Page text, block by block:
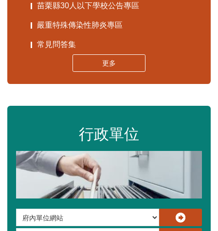
苗栗縣30人以下學校公告專區
嚴重特殊傳染性肺炎專區
常見問答集
更多
行政單位